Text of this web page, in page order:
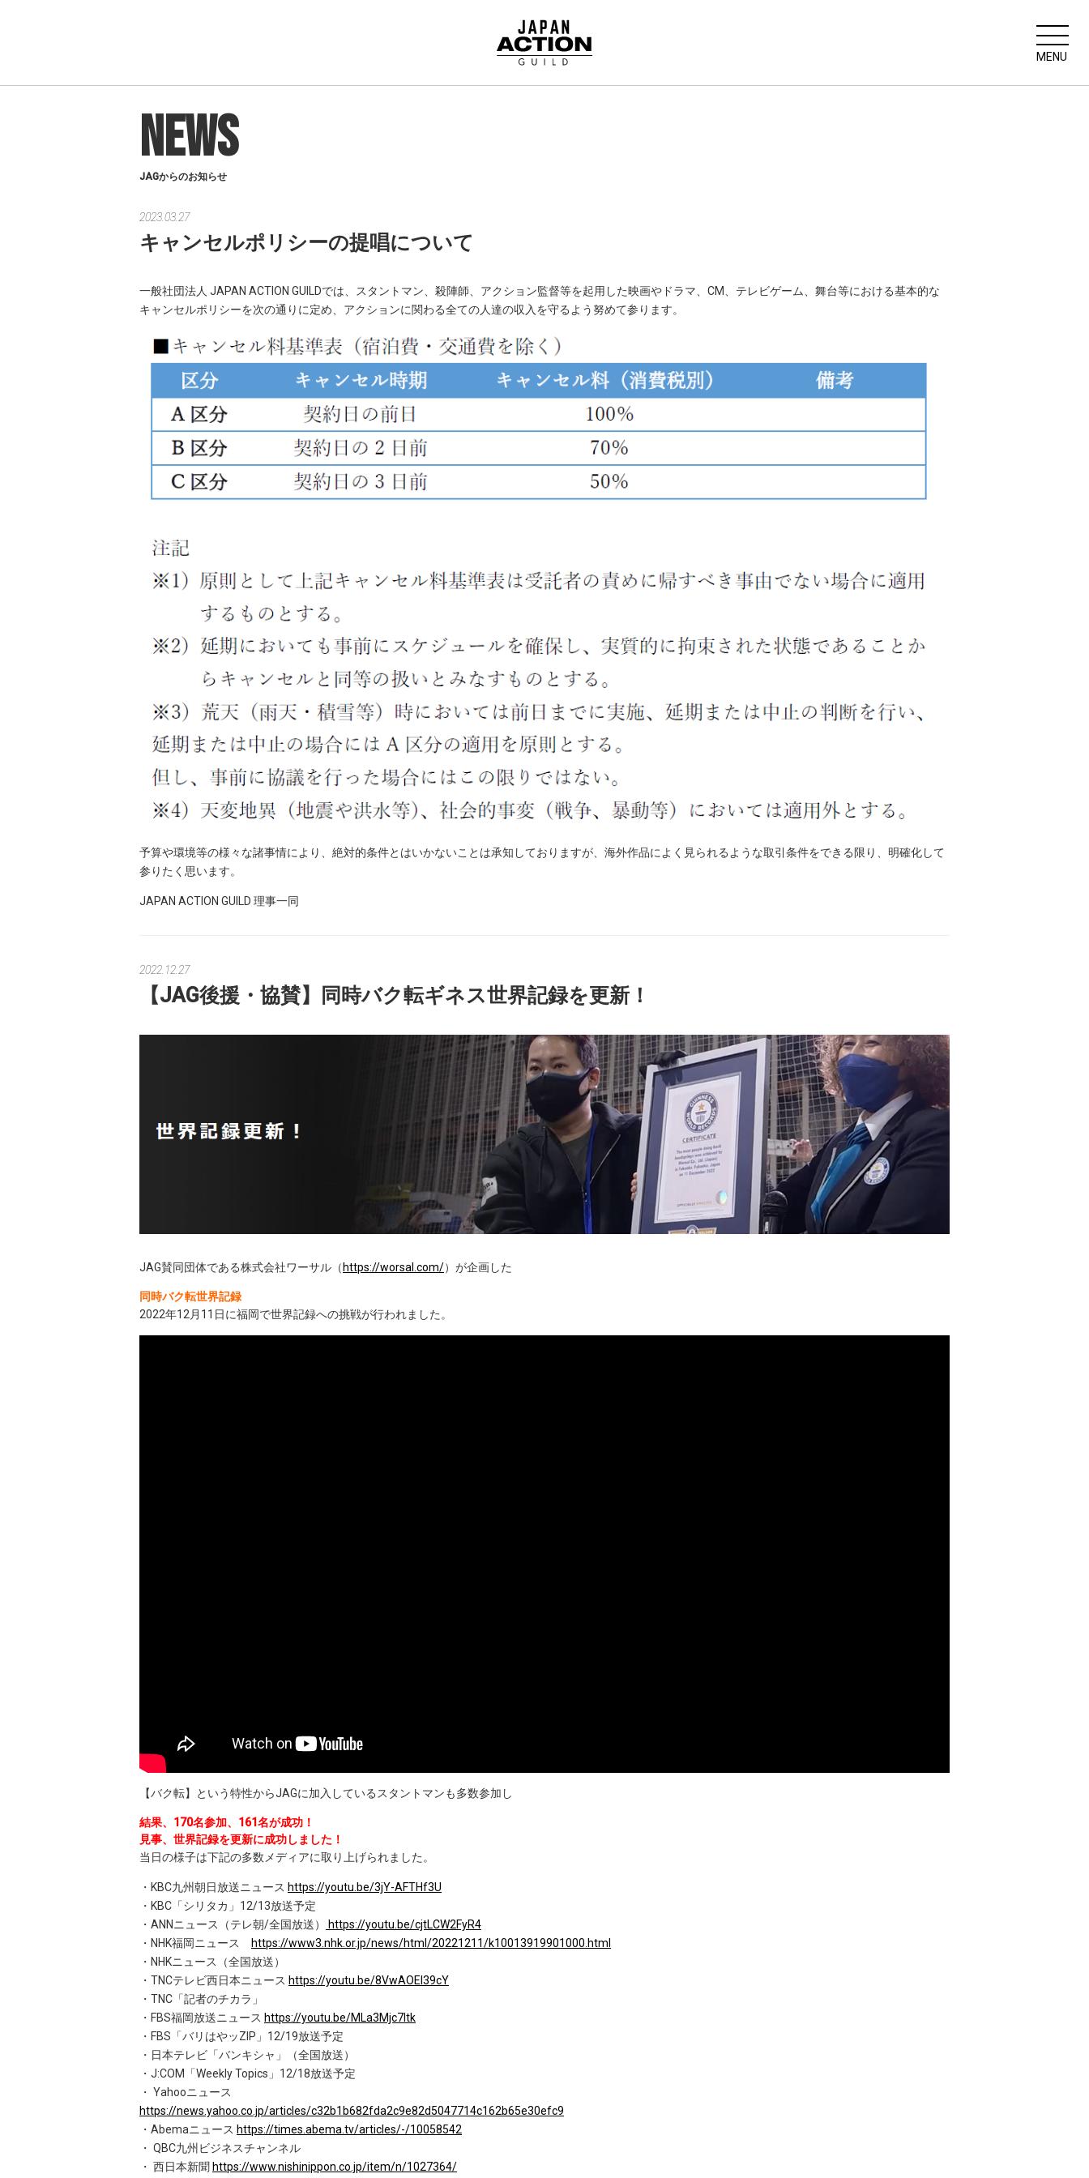
MENU
NEWS
JAGからのお知らせ
2023.03.27
キャンセルポリシーの提唱について
一般社団法人 JAPAN ACTION GUILDでは、スタントマン、殺陣師、アクション監督等を起用した映画やドラマ、CM、テレビゲーム、舞台等における基本的な
キャンセルポリシーを次の通りに定め、アクションに関わる全ての人達の収入を守るよう努めて参ります。
予算や環境等の様々な諸事情により、絶対的条件とはいかないことは承知しておりますが、海外作品によく見られるような取引条件をできる限り、明確化して
参りたく思います。
JAPAN ACTION GUILD 理事一同
2022.12.27
【JAG後援・協賛】同時バク転ギネス世界記録を更新！
JAG賛同団体である株式会社ワーサル（ https://worsal.com/）が企画した
同時バク転世界記録
2022年12月11日に福岡で世界記録への挑戦が行われました。
【バク転】という特性からJAGに加入しているスタントマンも多数参加し
結果、170名参加、161名が成功！
見事、世界記録を更新に成功しました！
当日の様子は下記の多数メディアに取り上げられました。
・KBC九州朝日放送ニュース https://youtu.be/3jY-AFTHf3U
・KBC「シリタカ」12/13放送予定
・ANNニュース（テレ朝/全国放送）
https://youtu.be/cjtLCW2FyR4
・NHK福岡ニュース
https://www3.nhk.or.jp/news/html/20221211/k10013919901000.html
・NHKニュース（全国放送）
・TNCテレビ西日本ニュース https://youtu.be/8VwAOEl39cY
・TNC「記者のチカラ」
・FBS福岡放送ニュース https://youtu.be/MLa3Mjc7Itk
・FBS「バリはやッZIP」12/19放送予定
・日本テレビ「バンキシャ」（全国放送）
・J:COM「Weekly Topics」12/18放送予定
・ Yahooニュース
https://news.yahoo.co.jp/articles/c32b1b682fda2c9e82d5047714c162b65e30efc9
・Abemaニュース https://times.abema.tv/articles/-/10058542
・ QBC九州ビジネスチャンネル
・ 西日本新聞 https://www.nishinippon.co.jp/item/n/1027364/